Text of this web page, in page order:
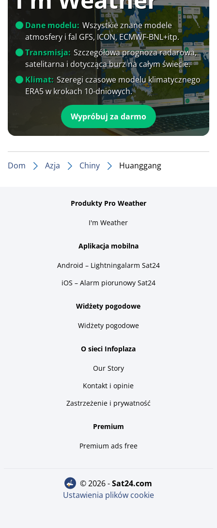
Dane modelu: Wszystkie znane modele
atmosfery i fal GFS, ICON, ECMWF-BNL+itp.
Transmisja: Szczegółowa prognoza radarowa,
satelitarna i dotycząca burz na całym świecie.
Klimat: Szeregi czasowe modelu klimatycznego
ERA5 w krokach 10-dniowych.
Wypróbuj za darmo
Dom Azja Chiny Huanggang
Produkty Pro Weather
I'm Weather
Aplikacja mobilna
Android – Lightningalarm Sat24
iOS – Alarm piorunowy Sat24
Widżety pogodowe
Widżety pogodowe
O sieci Infoplaza
Our Story
Kontakt i opinie
Zastrzeżenie i prywatność
Premium
Premium ads free
© 2026 - sat24.com
Ustawienia plików cookie